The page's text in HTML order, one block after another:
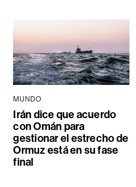
MUNDO
Irán dice que acuerdo
con Omán para
gestionar el estrecho de
Ormuz está en su fase
final